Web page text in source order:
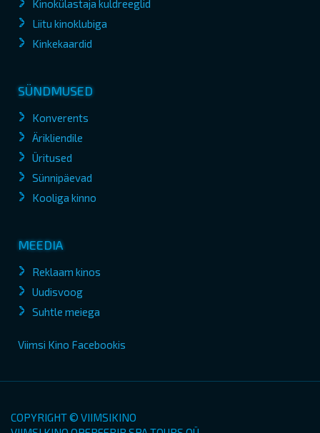
Kinokülastaja kuldreeglid
Liitu kinoklubiga
Kinkekaardid
SÜNDMUSED
Konverents
Ärikliendile
Üritused
Sünnipäevad
Kooliga kinno
MEEDIA
Reklaam kinos
Uudisvoog
Suhtle meiega
Viimsi Kino Facebookis
COPYRIGHT © VIIMSIKINO